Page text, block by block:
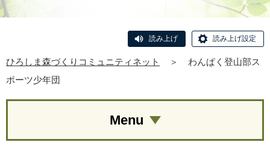
読み上げ 読み上げ設定
ひろしま森づくりコミュニティネット ＞
わんぱく登山部ス
ポーツ少年団
Menu